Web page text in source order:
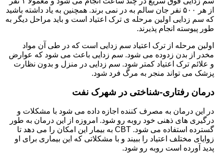
از هر ۵۰۰ نفر جان سالم به در نمی برند. همچنین به یاد داشته باشید
که سم زدایی اولین مرحله ی ترک اعتیاد است و باید مراحل دیگر به
طور پیوسته انجام پذیرند.
اولین مرحله از ترک اعتیاد سم زدایی است که در طی آن مواد
مخدر از بدن زدوده می شود. سم زدایی باعث می شود که عوارض
و علائم ترک اعتیاد کمتر شود. سم زدایی در منزل و بدون نظارت
پزشک می تواند منجر به مرگ فرد شود.
درمان رفتاری-شناختی در شهرک نفت
در این درمان به مصرف کننده اجازه داده می شود با مشکلات و
درگیری های ذهنی خود روبه رو شود. امروزه از این درمان به طور
گسترده استفاده می شود. CBT به بیمار این امکان را می دهد تا
زوایای مختلف اعتیاد را ببیند و با مشکلاتی که این بیماری برای او
پدید آورده است روبه رو شود.